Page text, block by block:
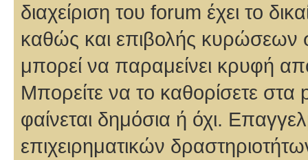
διαχείριση του forum έχει το
καθώς και επιβολής κυρώσεων
μπορεί να παραμείνει κρυφή
Μπορείτε να το καθορίσετε
φαίνεται δημόσια ή όχι.
επιχειρηματικών